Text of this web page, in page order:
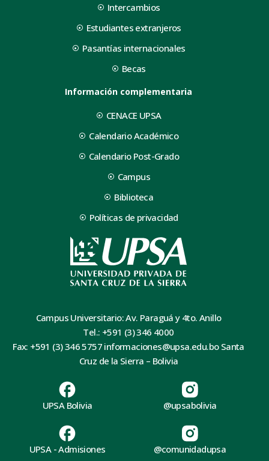
Intercambios
Estudiantes extranjeros
Pasantías internacionales
Becas
Información complementaria
CENACE UPSA
Calendario Académico
Calendario Post-Grado
Campus
Biblioteca
Políticas de privacidad
Campus Universitario: Av. Paraguá y 4to. Anillo
Tel.: +591 (3) 346 4000
Fax: +591 (3) 346 5757 informaciones@upsa.edu.bo Santa
Cruz de la Sierra – Bolivia
UPSA Bolivia
UPSA - Admisiones
@upsabolivia
@comunidadupsa